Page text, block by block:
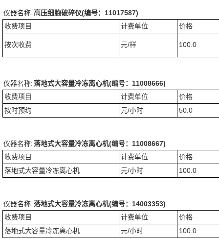
仪器名称:高压细胞破碎仪(编号：11017587)
收费项目
计费单位 价格
按次收费 元/样 100.0
仪器名称:落地式大容量冷冻离心机(编号：11008666)
收费项目
计费单位
价格
按时预约
元/小时 50.0
仪器名称:落地式大容量冷冻离心机(编号：11008667)
收费项目
计费单位
价格
落地式大容量冷冻离心机
元/小时 100.0
仪器名称:落地式大容量冷冻离心机(编号：14003353)
收费项目
计费单位
价格
落地式大容量冷冻离心机
元/小时 100.0